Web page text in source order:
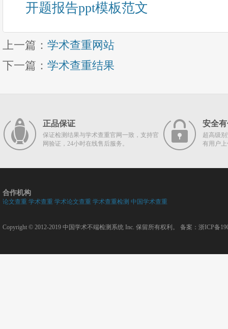
开题报告ppt模板范文
上一篇： 学术查重网站
下一篇： 学术查重结果
正品保证
保证检测结果与学术查重官网一致，支持官
网验证，24小时在线售后服务。
安全
超高级
有用户
合作机构
论文查重 学术查重 学术论文查重 学术查重检测 中国学术查重
Copyright © 2012-2019 中国学术不端检测系统 Inc. 保留所有权利。 备案： 浙ICP备